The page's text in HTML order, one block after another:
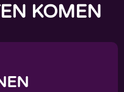
KOMEN